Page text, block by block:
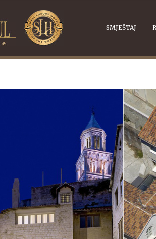
SMJEŠTAJ